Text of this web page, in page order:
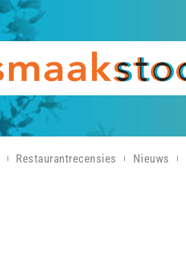
Restaurantrecensies Nieuws